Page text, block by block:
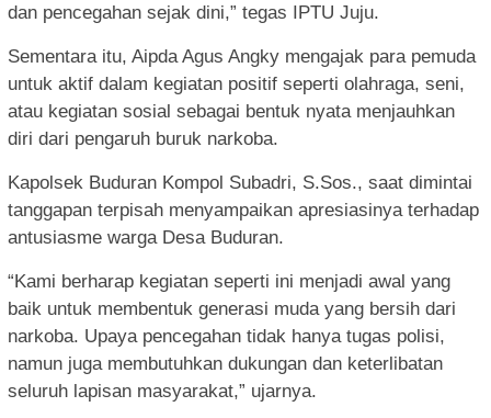
dan pencegahan sejak dini,” tegas IPTU Juju.
Sementara itu, Aipda Agus Angky mengajak para pemuda
untuk aktif dalam kegiatan positif seperti olahraga, seni,
atau kegiatan sosial sebagai bentuk nyata menjauhkan
diri dari pengaruh buruk narkoba.
Kapolsek Buduran Kompol Subadri, S.Sos., saat dimintai
tanggapan terpisah menyampaikan apresiasinya terhadap
antusiasme warga Desa Buduran.
“Kami berharap kegiatan seperti ini menjadi awal yang
baik untuk membentuk generasi muda yang bersih dari
narkoba. Upaya pencegahan tidak hanya tugas polisi,
namun juga membutuhkan dukungan dan keterlibatan
seluruh lapisan masyarakat,” ujarnya.